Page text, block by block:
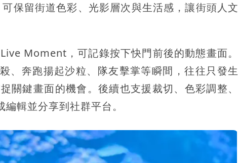
保留街道色彩、光影層次與生活感，讓街頭人文
Moment，可記錄按下快門前後的動態畫面。
、奔跑揚起沙粒、隊友擊掌等瞬間，往往只發生
鍵畫面的機會。後續也支援裁切、色彩調整、
輯並分享到社群平台。